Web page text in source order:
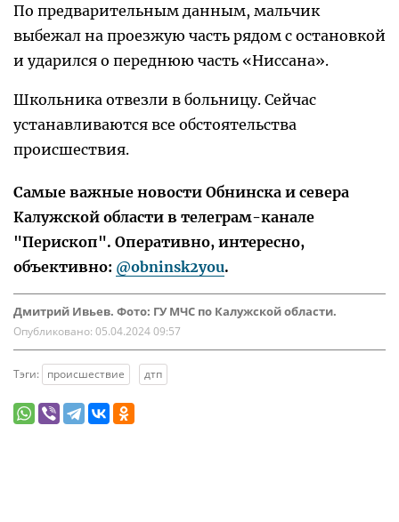
По предварительным данным, мальчик
выбежал на проезжую часть рядом с остановкой
и ударился о переднюю часть «Ниссана».
Школьника отвезли в больницу. Сейчас
устанавливаются все обстоятельства
происшествия.
Самые важные новости Обнинска и севера
Калужской области в телеграм-канале
"Перископ". Оперативно, интересно,
объективно: @obninsk2you.
Дмитрий Ивьев. Фото: ГУ МЧС по Калужской области.
Опубликовано: 05.04.2024 09:57
Тэги: происшествие дтп